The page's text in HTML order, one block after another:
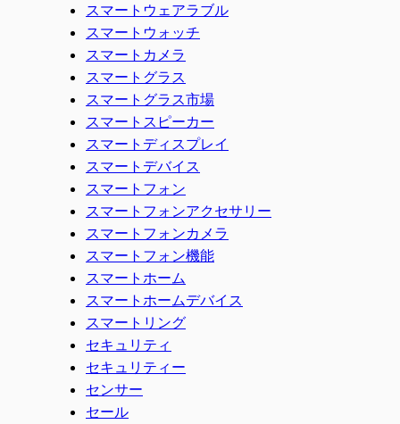
スマートウェアラブル
スマートウォッチ
スマートカメラ
スマートグラス
スマートグラス市場
スマートスピーカー
スマートディスプレイ
スマートデバイス
スマートフォン
スマートフォンアクセサリー
スマートフォンカメラ
スマートフォン機能
スマートホーム
スマートホームデバイス
スマートリング
セキュリティ
セキュリティー
センサー
セール